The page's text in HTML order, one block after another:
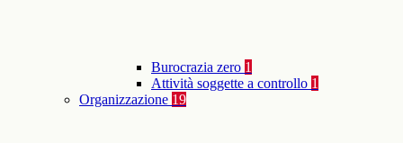
Burocrazia zero 1
Attività soggette a controllo 1
Organizzazione 19